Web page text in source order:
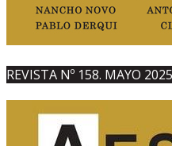
REVISTA Nº 158. MAYO 2025